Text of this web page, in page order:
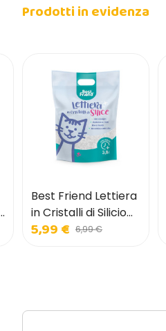
Prodotti in evidenza
Best Friend Lettiera
in Cristalli di Silicio
per Gatti
5,99 € 6,99 €